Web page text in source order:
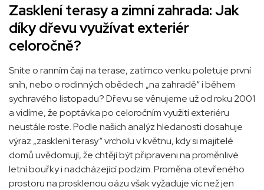
Zasklení terasy a zimní zahrada: Jak
díky dřevu využívat exteriér
celoročně?
Sníte o ranním čaji na terase, zatímco venku poletuje první
sníh, nebo o rodinných obědech „na zahradě“ i během
sychravého listopadu? Dřevu se věnujeme už od roku 2001
a vidíme, že poptávka po celoročním využití exteriéru
neustále roste. Podle našich analýz hledanosti dosahuje
výraz „zasklení terasy“ vrcholu v květnu, kdy si majitelé
domů uvědomují, že chtějí být připraveni na proměnlivé
letní bouřky i nadcházející podzim. Proměna otevřeného
prostoru na prosklenou oázu však vyžaduje víc než jen